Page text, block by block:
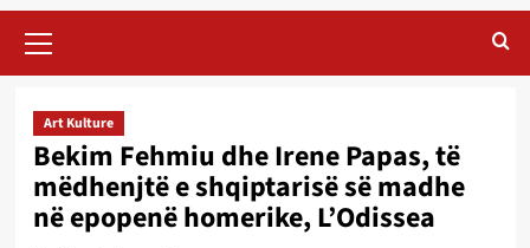
Menu
Art Kulture
Bekim Fehmiu dhe Irene Papas, të
mëdhenjtë e shqiptarisë së madhe
në epopenë homerike, L’Odissea